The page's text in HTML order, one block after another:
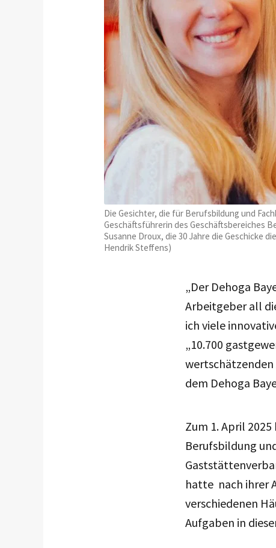
Die Gesichter, die für Berufsbildung und
Geschäftsführerin des Geschäftsbereiches
Susanne Droux, die 30 Jahre die Geschicke
Hendrik Steffens)
„Der Dehoga
Arbeitgeber all
ich viele
„10.700
wertschätzenden
dem Dehoga
Zum 1. April
Berufsbildung
hatte nach ihrer
verschiedenen
Aufgaben in